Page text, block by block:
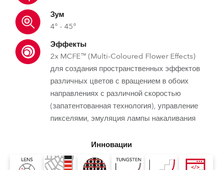
Зум
4° - 45°
Эффекты
2x MCFE™ (Multi-Coloured Flower Effects)
для создания пространственных эффектов
различных цветов с вращением в обоих
направлениях с различной скоростью
(запатентованная технология), управление
пикселями, эмуляция лампы накаливания
Инновации